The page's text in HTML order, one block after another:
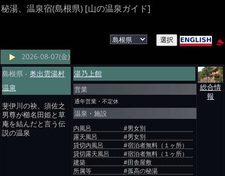
秘湯、温泉宿(島根県) [山の温泉ガイド]
2026-08-07(金)
島根県 -奥出雲湯村
温泉
斐伊川の袂、須佐之
男尊が櫛名田姫と草
庵を結んだと言う伝
説の温泉
湯乃上館
営業
通年営業・不定休
温泉・施設
内風呂
#男女別
露天風呂
#男女別
貸切内風呂
#宿泊者無料（１ヶ所）
貸切露天風呂
#宿泊者無料（１ヶ所）
建築
#田舎屋敷
所属等
#孤高の秘湯
総合情
報